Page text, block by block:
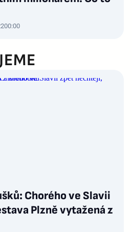
00:00
Chorého ve Slavii
Plzně vytažená z